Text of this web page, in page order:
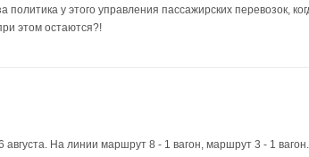
у этого управления пассажирских перевозок,
этом остаются?!
На линии маршрут 8 - 1 вагон, маршрут 3 - 1 вагон.